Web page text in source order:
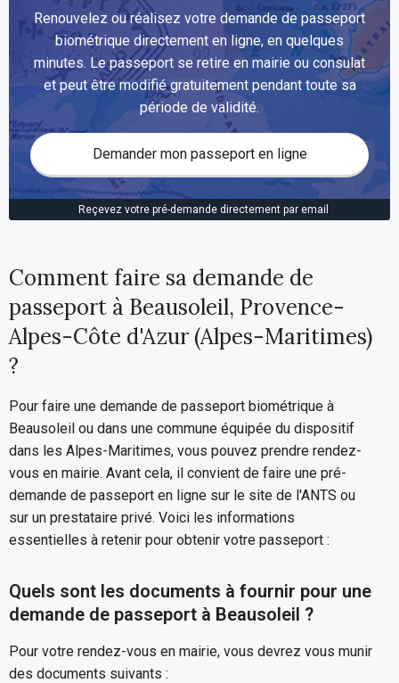
Renouvelez ou réalisez votre demande de passeport
biométrique directement en ligne, en quelques
minutes. Le passeport se retire en mairie ou consulat
et peut être modifié gratuitement pendant toute sa
période de validité.
Demander mon passeport en ligne
Reçevez votre pré-demande directement par email
Comment faire sa demande de
passeport à Beausoleil, Provence-
Alpes-Côte d'Azur (Alpes-Maritimes)
?
Pour faire une demande de passeport biométrique à
Beausoleil ou dans une commune équipée du dispositif
dans les Alpes-Maritimes, vous pouvez prendre rendez-
vous en mairie. Avant cela, il convient de faire une pré-
demande de passeport en ligne sur le site de l'ANTS ou
sur un prestataire privé. Voici les informations
essentielles à retenir pour obtenir votre passeport :
Quels sont les documents à fournir pour une
demande de passeport à Beausoleil ?
Pour votre rendez-vous en mairie, vous devrez vous munir
des documents suivants :